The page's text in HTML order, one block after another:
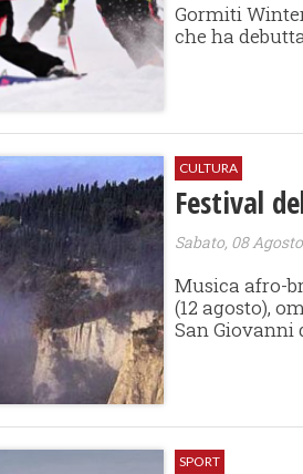
Gormiti
che ha
CULTURA
Festival
Sabato, 08
Musica afro-
(12 agosto),
San Giovanni
SPORT